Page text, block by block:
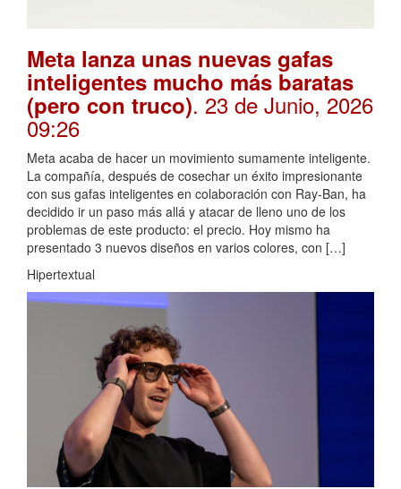
Meta lanza unas nuevas gafas
inteligentes mucho más baratas
(pero con truco). 23 de Junio, 2026
09:26
Meta acaba de hacer un movimiento sumamente inteligente.
La compañía, después de cosechar un éxito impresionante
con sus gafas inteligentes en colaboración con Ray-Ban, ha
decidido ir un paso más allá y atacar de lleno uno de los
problemas de este producto: el precio. Hoy mismo ha
presentado 3 nuevos diseños en varios colores, con […]
Hipertextual